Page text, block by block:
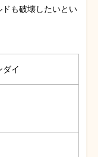
も破壊したいとい
ダイ